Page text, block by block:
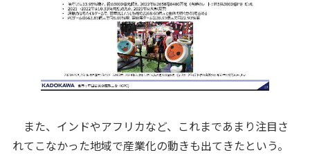
また、インドやアフリカなど、これまであまり注目さ
れてこなかった地域で産業化の動きも出てきたという。